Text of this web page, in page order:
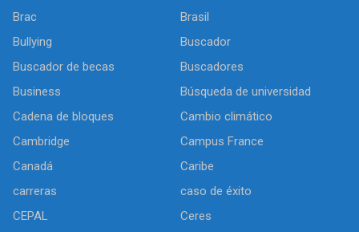
Brac
Brasil
Bullying
Buscador
Buscador de becas
Buscadores
Business
Búsqueda de universidad
Cadena de bloques
Cambio climático
Cambridge
Campus France
Canadá
Caribe
carreras
caso de éxito
CEPAL
Ceres